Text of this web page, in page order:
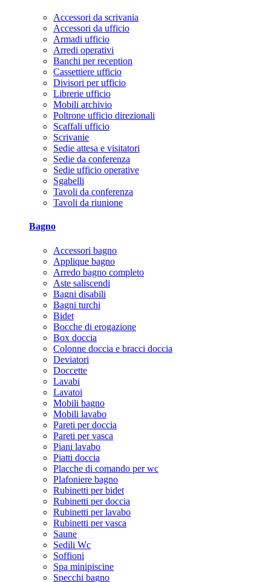
Accessori da scrivania
Accessori da ufficio
Armadi ufficio
Arredi operativi
Banchi per reception
Cassettiere ufficio
Divisori per ufficio
Librerie ufficio
Mobili archivio
Poltrone ufficio direzionali
Scaffali ufficio
Scrivanie
Sedie attesa e visitatori
Sedie da conferenza
Sedie ufficio operative
Sgabelli
Tavoli da conferenza
Tavoli da riunione
Bagno
Accessori bagno
Applique bagno
Arredo bagno completo
Aste saliscendi
Bagni disabili
Bagni turchi
Bidet
Bocche di erogazione
Box doccia
Colonne doccia e bracci doccia
Deviatori
Doccette
Lavabi
Lavatoi
Mobili bagno
Mobili lavabo
Pareti per doccia
Pareti per vasca
Piani lavabo
Piatti doccia
Placche di comando per wc
Plafoniere bagno
Rubinetti per bidet
Rubinetti per doccia
Rubinetti per lavabo
Rubinetti per vasca
Saune
Sedili Wc
Soffioni
Spa minipiscine
Specchi bagno